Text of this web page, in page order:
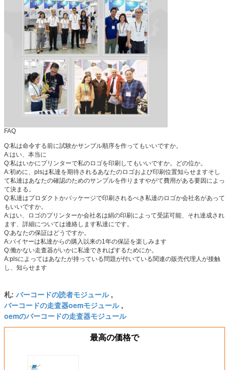
FAQ
Q:私は命令する前に試験かサンプル順序を作ってもいいですか。
A:はい、本当に
Q:私はいかにプリンターで私のロゴを印刷してもいいですか。どの位か。
A:初めに、plsは私達を期待されるあなたのロゴおよび印刷位置知らせますそし
て私達はあなたの確認のためのサンプルを作りますやがて費用がある要因によっ
て決まる。
Q:私達はプロダクトかパッケージで印刷されるべき私達のロゴか会社名があって
もいいですか。
A:はい、ロゴのプリンターか会社名は絹の印刷によって受諾可能、それ達成され
ます、詳細については連絡します私達にです。
Q:あなたの保証はどうですか。
A:バイヤーは私達からの購入以来の1年の保証を楽しみます
Q:働かない走査器がいかに私達できればするためにか。
A:plsによってはあなたが持っている問題が付いている関連の販売代理人が接触
し、知らせます
札: バーコードの読者モジュール,
バーコードの走査器oemモジュール,
oemのバーコードの走査器モジュール
最高の価格で